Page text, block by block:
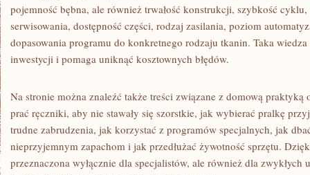
pojemność bębna, ale również trwałość konstrukcji, szybkość cyklu,
serwisowania, dostępność części, rodzaj zasilania, poziom
dopasowania programu do konkretnego rodzaju tkanin. Taka
inwestycji i pomaga uniknąć kosztownych błędów.
Na stronie można znaleźć także treści związane z domową
prać ręczniki, aby nie stawały się szorstkie, jak wybierać pralkę
trudne zabrudzenia, jak korzystać z programów specjalnych, jak
nieprzyjemnym zapachom i jak przedłużać żywotność sprzętu.
przeznaczona wyłącznie dla specjalistów, ale również dla